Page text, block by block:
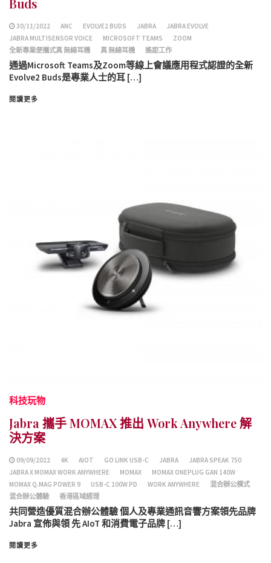
30/11/2022 ANC EVOLVE2 BUDS JABRA
JABRA EVOLVE
JABRA MULTISENSOR VOICE
MICROSOFT TEAMS
ZOOM
全新專業便攜式真 無線耳機
真 無線耳機 遙距工作
通過Microsoft Teams及Zoom等線上會議應用程式認證的全新
Evolve2 Buds是專業人士的耳 […]
閱讀更多
科技玩物
Jabra 攜手 MOMAX 推出 Work Anywhere 解
決方案
09/09/2022 4K AIOT GO LINK USB-C JABRA
JABRA SPEAK 750
JABRA X MOMAX WORK ANYWHERE
MOMAX
MOMAX ONEPLUG GAN 140W
MOMAX Q.MAG POWER 9
USB-C 100W PD WORK ANYWHERE
混合辦公模式
混合辦公體驗
香港區域經理
共同營造優質混合辦公體驗 個人及專業通訊音響方案領先品牌
Jabra 宣佈與領 先 AIoT 和消費電子品牌 […]
閱讀更多